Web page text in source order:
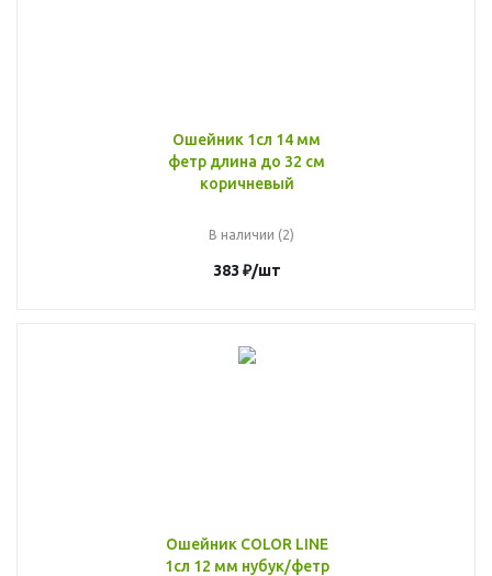
Ошейник 1сл 14 мм
фетр длина до 32 см
коричневый
В наличии (2)
383 ₽/шт
Ошейник COLOR LINE
1сл 12 мм нубук/фетр